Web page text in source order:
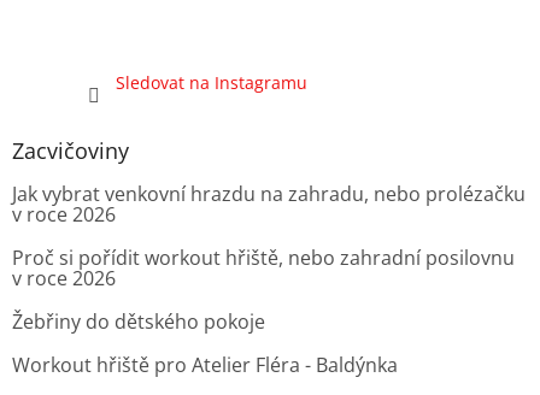
Sledovat na Instagramu
Zacvičoviny
Jak vybrat venkovní hrazdu na zahradu, nebo prolézačku
v roce 2026
Proč si pořídit workout hřiště, nebo zahradní posilovnu
v roce 2026
Žebřiny do dětského pokoje
Workout hřiště pro Atelier Fléra - Baldýnka